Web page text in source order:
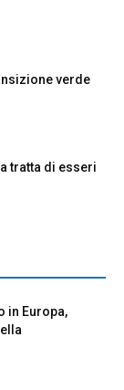
verde
tratta di esseri
in Europa,